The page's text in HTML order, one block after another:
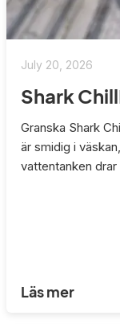
July 20, 2026
Shark
Granska Shark
är smidig i
vattentanken
Läs mer